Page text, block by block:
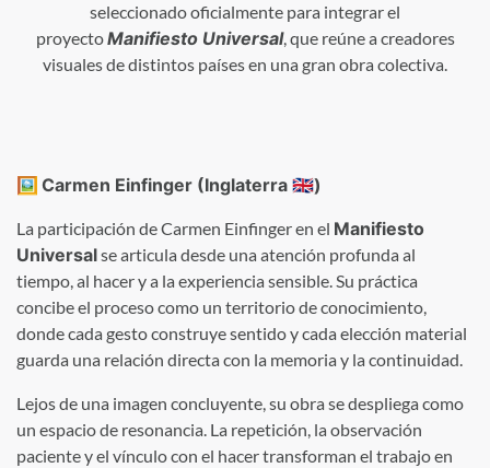
seleccionado oficialmente para integrar el
proyectoManifiesto Universal, que reúne a creadores
visuales de distintos países en una gran obra colectiva.
🖼 Carmen Einfinger (Inglaterra 🇬🇧)
La participación de Carmen Einfinger en el Manifiesto
Universalse articula desde una atención profunda al
tiempo, al hacer y a la experiencia sensible. Su práctica
concibe el proceso como un territorio de conocimiento,
donde cada gesto construye sentido y cada elección material
guarda una relación directa con la memoria y la continuidad.
Lejos de una imagen concluyente, su obra se despliega como
un espacio de resonancia. La repetición, la observación
paciente y el vínculo con el hacer transforman el trabajo en